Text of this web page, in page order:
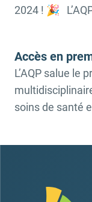
2024 ! 🎉
la population
catégorie
usager(ère)s
visée:
Accès en
L’AQP salue le
soins de santé
charge. Cette